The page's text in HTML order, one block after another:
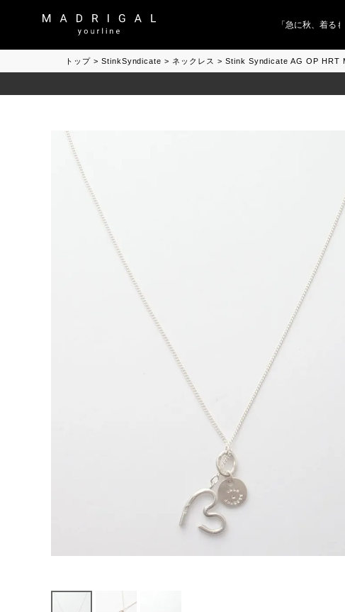
「急に秋、着るものが
トップ StinkSyndicate ネックレス Stink Syndicate AG OP HRT